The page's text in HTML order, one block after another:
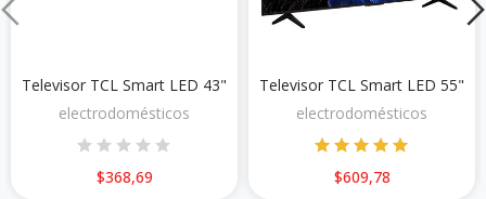
Televisor TCL Smart LED 43"
electrodomésticos
$368,69
Televisor TCL Smart LED 55"
electrodomésticos
$609,78